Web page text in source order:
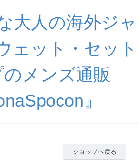
大人の海外ジャ
ェット・セット
メンズ通販
』
ショップへ戻る